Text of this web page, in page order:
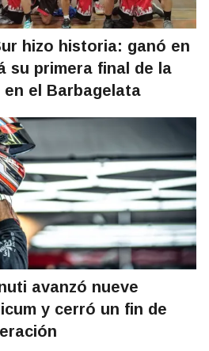
hizo historia: ganó en
su primera final de la
el Barbagelata
avanzó nueve
y cerró un fin de